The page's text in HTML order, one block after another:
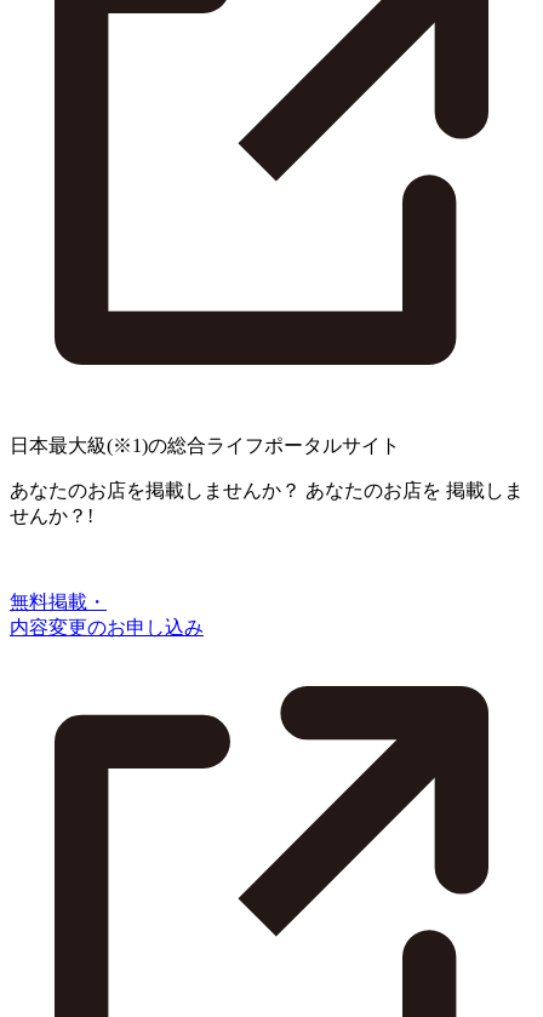
日本最大級(※1)の総合ライフポータルサイト
あなたのお店を掲載しませんか？ あなたのお店を 掲載しま
せんか？!
無料掲載・
内容変更のお申し込み